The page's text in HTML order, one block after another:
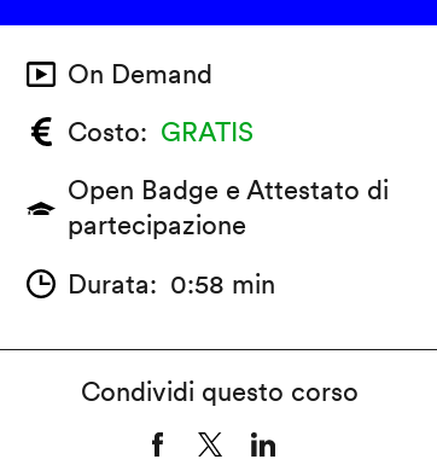
On Demand
Costo
GRATIS
Open Badge e Attestato di
partecipazione
Durata
0:58 min
Condividi questo corso